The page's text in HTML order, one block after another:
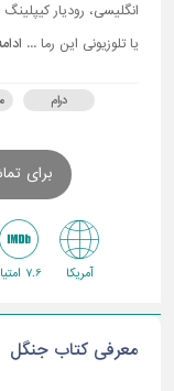
انگلیسی، رودیار
یا تلوزیونی این رما ...
درام
برای
آمریکا 7.6 امتیاز
معرفی کتاب جنگل